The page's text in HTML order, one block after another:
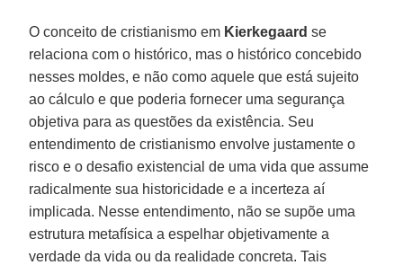
O conceito de cristianismo em Kierkegaard se
relaciona com o histórico, mas o histórico concebido
nesses moldes, e não como aquele que está sujeito
ao cálculo e que poderia fornecer uma segurança
objetiva para as questões da existência. Seu
entendimento de cristianismo envolve justamente o
risco e o desafio existencial de uma vida que assume
radicalmente sua historicidade e a incerteza aí
implicada. Nesse entendimento, não se supõe uma
estrutura metafísica a espelhar objetivamente a
verdade da vida ou da realidade concreta. Tais